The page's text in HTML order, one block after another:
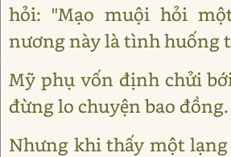
hỏi: "Mạo muội hỏi
nương này là tình huống
Mỹ phụ vốn định chửi
đừng lo chuyện bao đồng.
Nhưng khi thấy một